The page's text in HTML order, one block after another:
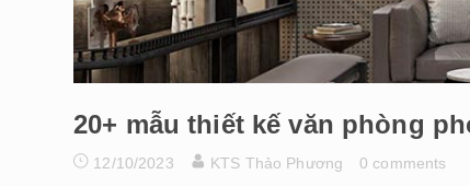
20+ mẫu thiết kế văn phòng
12/10/2023 KTS Thảo Phương 0 comments